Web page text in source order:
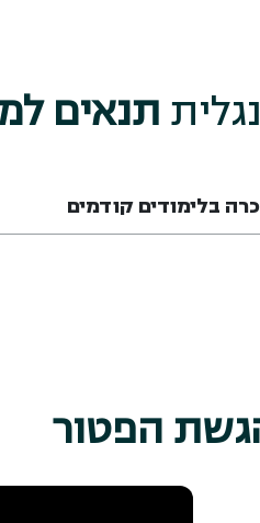
תנאים
בלימודים קודמים
הפטור